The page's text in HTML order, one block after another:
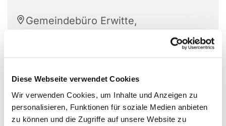
Diese Webseite verwendet Cookies
Wir verwenden Cookies, um Inhalte und Anzeigen zu
personalisieren, Funktionen für soziale Medien anbieten
zu können und die Zugriffe auf unsere Website zu
Gemeindebüro Erwitte,
Westkampstr. 7, 59597 Erwitte